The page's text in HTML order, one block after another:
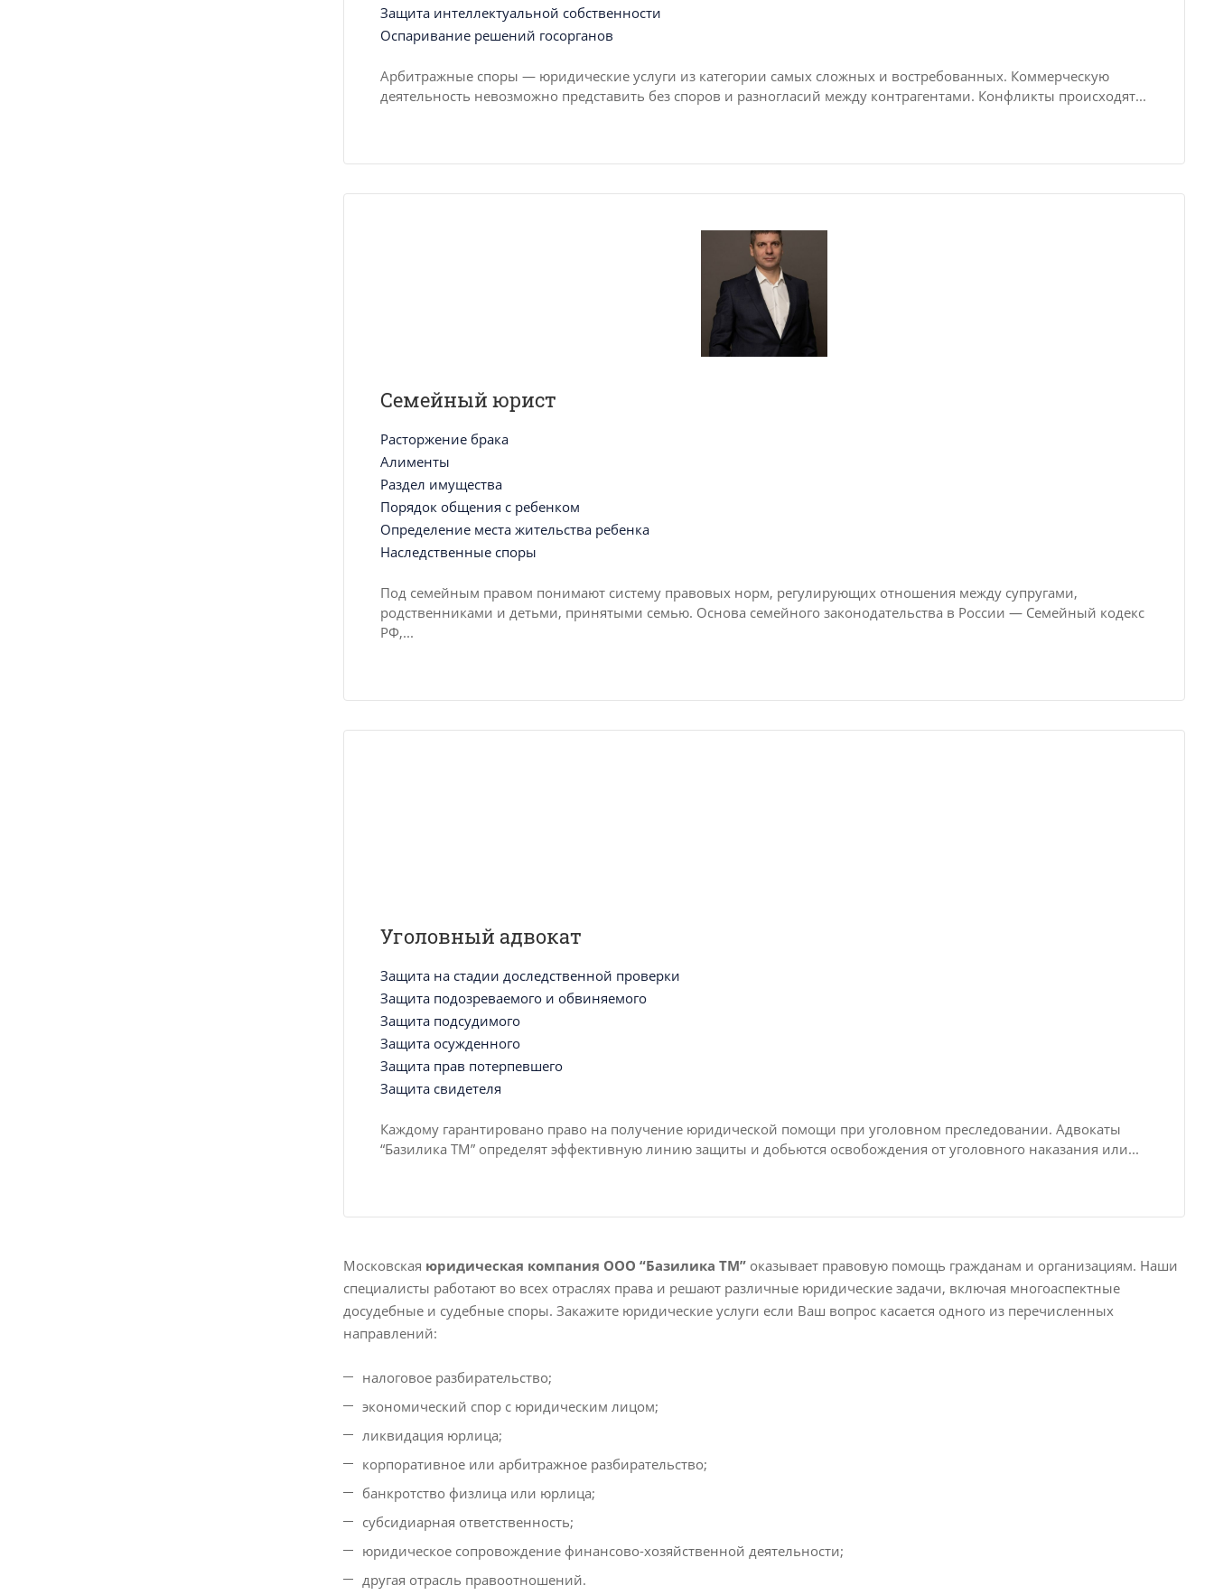
Защита интеллектуальной собственности
Оспаривание решений госорганов
Арбитражные споры — юридические услуги из категории самых сложных и востребованных. Коммерческую
деятельность невозможно представить без споров и разногласий между контрагентами. Конфликты происходят...
Семейный юрист
Расторжение брака
Алименты
Раздел имущества
Порядок общения с ребенком
Определение места жительства ребенка
Наследственные споры
Под семейным правом понимают систему правовых норм, регулирующих отношения между супругами,
родственниками и детьми, принятыми семью. Основа семейного законодательства в России — Семейный кодекс
РФ,...
Уголовный адвокат
Защита на стадии доследственной проверки
Защита подозреваемого и обвиняемого
Защита подсудимого
Защита осужденного
Защита прав потерпевшего
Защита свидетеля
Каждому гарантировано право на получение юридической помощи при уголовном преследовании. Адвокаты
“Базилика ТМ” определят эффективную линию защиты и добьются освобождения от уголовного наказания или...
Московская юридическая компания ООО “Базилика ТМ” оказывает правовую помощь гражданам и организациям. Наши
специалисты работают во всех отраслях права и решают различные юридические задачи, включая многоаспектные
досудебные и судебные споры. Закажите юридические услуги если Ваш вопрос касается одного из перечисленных
направлений:
налоговое разбирательство;
экономический спор с юридическим лицом;
ликвидация юрлица;
корпоративное или арбитражное разбирательство;
банкротство физлица или юрлица;
субсидиарная ответственность;
юридическое сопровождение финансово-хозяйственной деятельности;
другая отрасль правоотношений.